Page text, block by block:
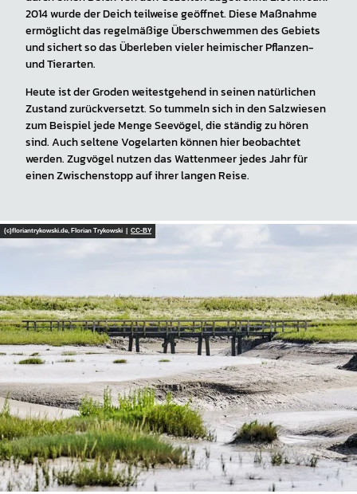
2014 wurde der Deich teilweise geöffnet. Diese Maßnahme
ermöglicht das regelmäßige Überschwemmen des Gebiets
und sichert so das Überleben vieler heimischer Pflanzen-
und Tierarten.
Heute ist der Groden weitestgehend in seinen natürlichen
Zustand zurückversetzt. So tummeln sich in den Salzwiesen
zum Beispiel jede Menge Seevögel, die ständig zu hören
sind. Auch seltene Vogelarten können hier beobachtet
werden. Zugvögel nutzen das Wattenmeer jedes Jahr für
einen Zwischenstopp auf ihrer langen Reise.
(c)floriantrykowski.de, Florian Trykowski | CC-BY